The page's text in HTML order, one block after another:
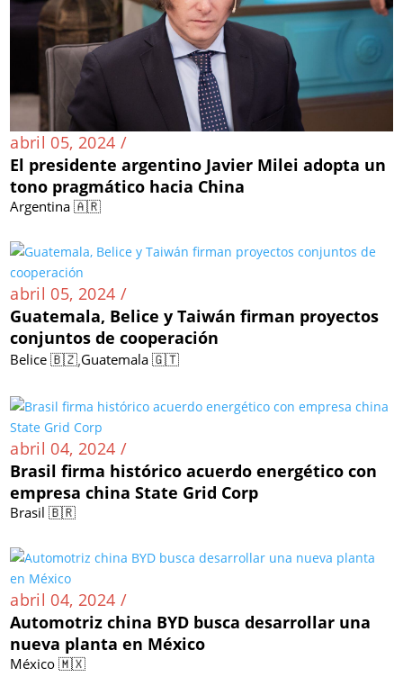
abril 05, 2024 /
El presidente argentino Javier Milei adopta un
tono pragmático hacia China
Argentina 🇦🇷
abril 05, 2024 /
Guatemala, Belice y Taiwán firman proyectos
conjuntos de cooperación
Belice 🇧🇿,Guatemala 🇬🇹
abril 04, 2024 /
Brasil firma histórico acuerdo energético con
empresa china State Grid Corp
Brasil 🇧🇷
abril 04, 2024 /
Automotriz china BYD busca desarrollar una
nueva planta en México
México 🇲🇽